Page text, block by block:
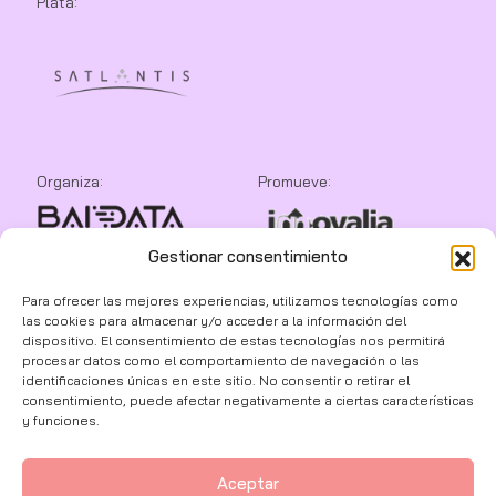
Gestionar consentimiento
Para ofrecer las mejores experiencias, utilizamos tecnologías como
las cookies para almacenar y/o acceder a la información del
dispositivo. El consentimiento de estas tecnologías nos permitirá
procesar datos como el comportamiento de navegación o las
identificaciones únicas en este sitio. No consentir o retirar el
consentimiento, puede afectar negativamente a ciertas características
y funciones.
Aceptar
Organiza: Promueve:
Colaboran: